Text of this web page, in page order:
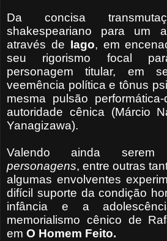
Da concisa
shakespeariano para um
através de Iago, em
seu rigorismo focal
personagem titular, em
veemência política e tônus
mesma pulsão
autoridade cênica (Márcio
Yanagizawa).
Valendo ainda serem
personagens, entre outras
algumas envolventes
difícil suporte da condição
infância e a
memorialismo cênico de
em O Homem Feito.